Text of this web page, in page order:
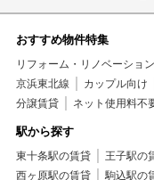
おすすめ物件特集
リフォーム・リノベーション
京浜東北線
カップル向け
分譲賃貸
ネット使用料不
駅から探す
東十条駅の賃貸 王子駅の
西ヶ原駅の賃貸
駒込駅の